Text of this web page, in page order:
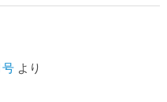
より